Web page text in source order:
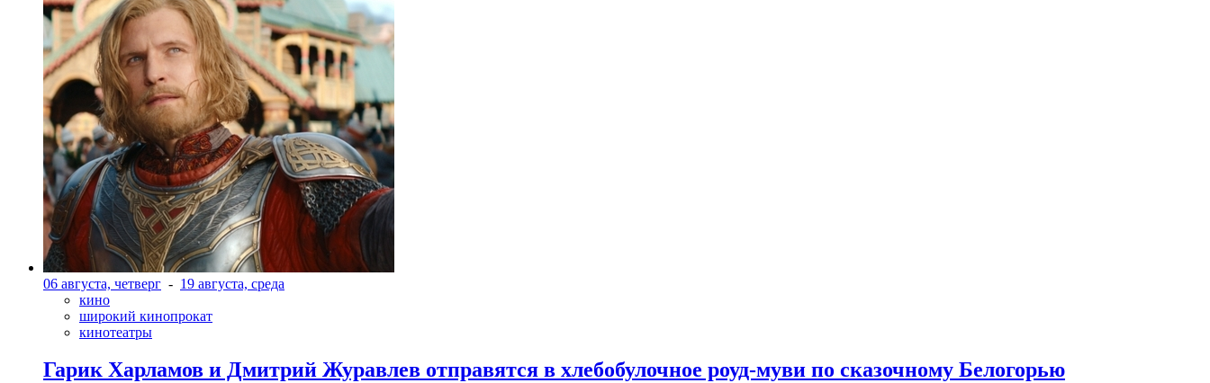
06 августа, четверг - 19 августа, среда
кино
широкий кинопрокат
кинотеатры
Гарик Харламов и Дмитрий Журавлев отправятся в хлебобулочное роуд-муви по сказочному Белогорью